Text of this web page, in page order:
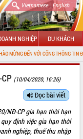
Vietnamese| English
NGHIỆP DU KHÁCH
CỔNG THÔNG TIN ĐIỆN TỬ TỈNH ĐẮK
(10/04/2020, 16:26)
Đọc bài viết
NĐ-CP gia hạn thời hạn
định việc gia hạn thời
nghiệp, thuế thu nhập